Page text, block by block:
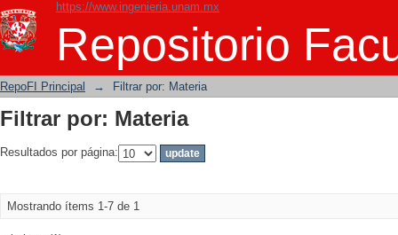
https://www.ingenieria.unam.mx
Repositorio
Filtrar por: Materia
RepoFI Principal → Filtrar por: Materia
Filtrar por: Materia
Resultados por página:
Mostrando ítems 1-7 de 1